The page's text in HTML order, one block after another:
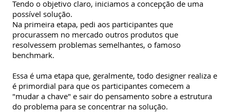
Tendo o objetivo claro, iniciamos a concepção de uma
possível solução.
Na primeira etapa, pedi aos participantes que
procurassem no mercado outros produtos que
resolvessem problemas semelhantes, o famoso
benchmark.
Essa é uma etapa que, geralmente, todo designer realiza e
é primordial para que os participantes comecem a
"mudar a chave" e sair do pensamento sobre a estrutura
do problema para se concentrar na solução.